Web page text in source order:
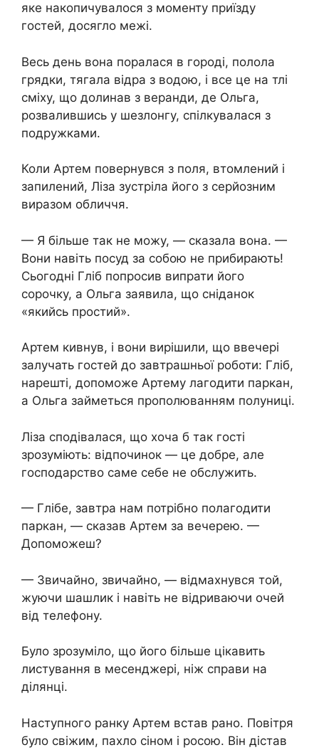
яке накопичувалося з моменту приїзду
гостей, досягло межі.
Весь день вона поралася в городі, полола
грядки, тягала відра з водою, і все це на тлі
сміху, що долинав з веранди, де Ольга,
розвалившись у шезлонгу, спілкувалася з
подружками.
Коли Артем повернувся з поля, втомлений і
запилений, Ліза зустріла його з серйозним
виразом обличчя.
— Я більше так не можу, — сказала вона. —
Вони навіть посуд за собою не прибирають!
Сьогодні Гліб попросив випрати його
сорочку, а Ольга заявила, що сніданок
«якийсь простий».
Артем кивнув, і вони вирішили, що ввечері
залучать гостей до завтрашньої роботи: Гліб,
нарешті, допоможе Артему лагодити паркан,
а Ольга займеться прополюванням полуниці.
Ліза сподівалася, що хоча б так гості
зрозуміють: відпочинок — це добре, але
господарство саме себе не обслужить.
— Глібе, завтра нам потрібно полагодити
паркан, — сказав Артем за вечерею. —
Допоможеш?
— Звичайно, звичайно, — відмахнувся той,
жуючи шашлик і навіть не відриваючи очей
від телефону.
Було зрозуміло, що його більше цікавить
листування в месенджері, ніж справи на
ділянці.
Наступного ранку Артем встав рано. Повітря
було свіжим, пахло сіном і росою. Він дістав